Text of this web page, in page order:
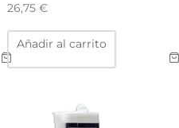
26,75 €
Añadir al carrito